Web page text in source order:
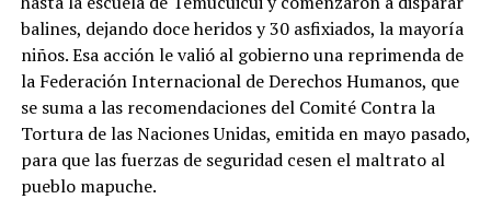
balines, dejando doce heridos y 30 asfixiados, la mayoría
niños. Esa acción le valió al gobierno una reprimenda de
la Federación Internacional de Derechos Humanos, que
se suma a las recomendaciones del Comité Contra la
Tortura de las Naciones Unidas, emitida en mayo pasado,
para que las fuerzas de seguridad cesen el maltrato al
pueblo mapuche.